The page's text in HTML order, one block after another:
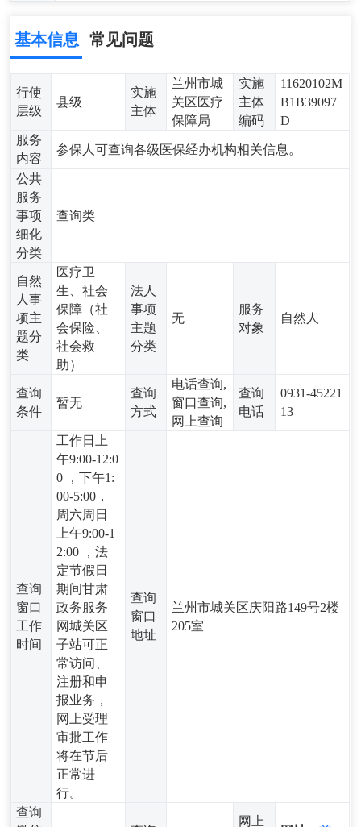
基本信息 常见问题
行使
层级
县级
实施
主体
兰州市城
关区医疗
保障局
实施
主体
编码
11620102M
B1B39097
D
服务
内容
参保人可查询各级医保经办机构相关信息。
公共
服务
事项
细化
分类
查询类
自然
人事
项主
题分
类
医疗卫
生、社会
保障（社
会保险、
社会救
助）
法人
事项
主题
分类
无
服务
对象
自然人
查询
条件
暂无
查询
方式
电话查询,
窗口查询,
网上查询
查询
电话
0931-45221
13
查询
窗口
工作
时间
工作日上
午9:00-12:0
0 ，下午1:
00-5:00，
周六周日
上午9:00-1
2:00 ，法
定节假日
期间甘肃
政务服务
网城关区
子站可正
常访问、
注册和申
报业务，
网上受理
审批工作
将在节后
正常进
行。
查询
窗口
地址
兰州市城关区庆阳路149号2楼
205室
查询
网上